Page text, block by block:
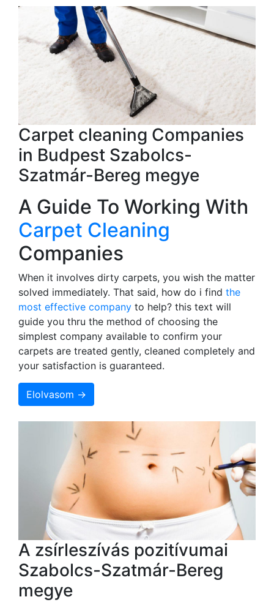
Carpet cleaning Companies
in Budpest Szabolcs-
Szatmár-Bereg megye
A Guide To Working With
Carpet Cleaning
Companies
When it involves dirty carpets, you wish the matter
solved immediately. That said, how do i find the
most effective company to help? this text will
guide you thru the method of choosing the
simplest company available to confirm your
carpets are treated gently, cleaned completely and
your satisfaction is guaranteed.
Elolvasom →
A zsírleszívás pozitívumai
Szabolcs-Szatmár-Bereg
megye